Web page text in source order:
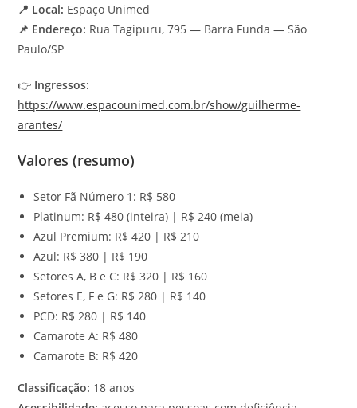
📍 Local: Espaço Unimed
📌 Endereço: Rua Tagipuru, 795 — Barra Funda — São
Paulo/SP
👉 Ingressos:
https://www.espacounimed.com.br/show/guilherme-
arantes/
Valores (resumo)
Setor Fã Número 1: R$ 580
Platinum: R$ 480 (inteira) | R$ 240 (meia)
Azul Premium: R$ 420 | R$ 210
Azul: R$ 380 | R$ 190
Setores A, B e C: R$ 320 | R$ 160
Setores E, F e G: R$ 280 | R$ 140
PCD: R$ 280 | R$ 140
Camarote A: R$ 480
Camarote B: R$ 420
Classificação: 18 anos